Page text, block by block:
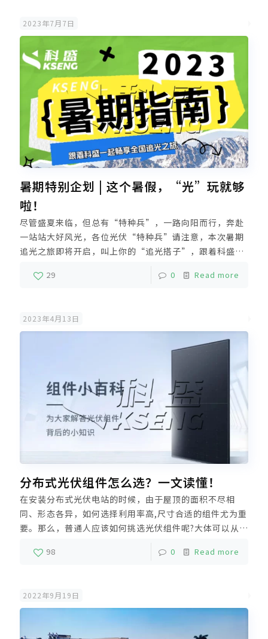
架解决方案，强力支撑全球新能源推广及零碳发展。
2023年7月7日
暑期特别企划 | 这个暑假，“光”玩就够
啦！
尽管盛夏来临，但总有“特种兵”，一路向阳而行，奔赴
一站站大好风光，各位光伏“特种兵”请注意，本次暑期
追光之旅即将开启，叫上你的“追光搭子”，跟着科盛一
繁华的现代城市中心，由科盛提供追光支撑支架的电站，
29 0 Read more
2023年4月13日
分布式光伏组件怎么选？一文读懂！
在安装分布式光伏电站的时候，由于屋顶的面积不尽相
同、形态各异，如何选择利用率高,尺寸合适的组件尤为重
要。那么，普通人应该如何挑选光伏组件呢?大体可以从4
个方面去看：1.分布式光伏组件的安装尺寸；2.分布式光
伏组件外观；3.分布式光伏组件发电效率；4.分布式光伏
98 0 Read more
2022年9月19日